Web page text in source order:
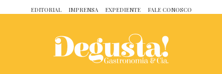
EDITORIAL IMPRENSA EXPEDIENTE FALE CONOSCO